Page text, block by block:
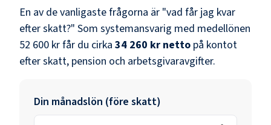
En av de vanligaste frågorna är "vad får jag kvar
efter skatt?" Som systemansvarig med medellönen
52 600 krfår du cirka 34 260 kr netto på kontot
efter skatt, pension och arbetsgivaravgifter.
Din månadslön (före skatt)